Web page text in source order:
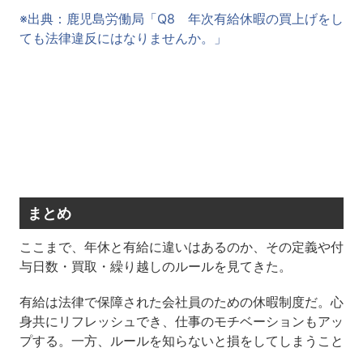
※出典：鹿児島労働局「Q8 年次有給休暇の買上げをし
ても法律違反にはなりませんか。」
まとめ
ここまで、年休と有給に違いはあるのか、その定義や付
与日数・買取・繰り越しのルールを見てきた。
有給は法律で保障された会社員のための休暇制度だ。心
身共にリフレッシュでき、仕事のモチベーションもアッ
プする。一方、ルールを知らないと損をしてしまうこと